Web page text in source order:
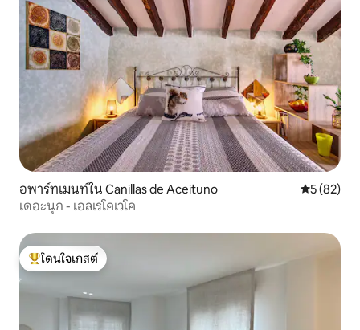
อพาร์ทเมนท์ใน Canillas de Aceituno คะแนนเฉลี่
5 (82)
เดอะนุก - เอลเรโคเวโค
โดนใจเกสต์ที่สุด
โดนใจเกสต์